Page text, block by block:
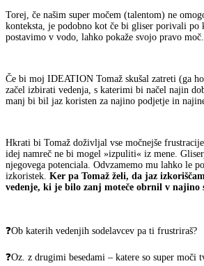
Torej, če našim super močem (talentom) ne
konteksta, je podobno kot če bi gliser porivali po
postavimo v vodo, lahko pokaže svojo pravo moč.
Če bi moj IDEATION Tomaž skušal zatreti (ga
začel izbirati vedenja, s katerimi bi načel najin
manj bi bil jaz koristen za najino podjetje in
Hkrati bi Tomaž doživljal vse močnejše
idej namreč ne bi mogel »izpuliti« iz mene.
njegovega potenciala. Odvzamemo mu lahko le
izkoristek. Ker pa Tomaž želi, da jaz
vedenje, ki je bilo zanj moteče obrnil v najino
❓Ob katerih vedenjih sodelavcev pa ti frustriraš?
❓Oz. z drugimi besedami – katere so super moči